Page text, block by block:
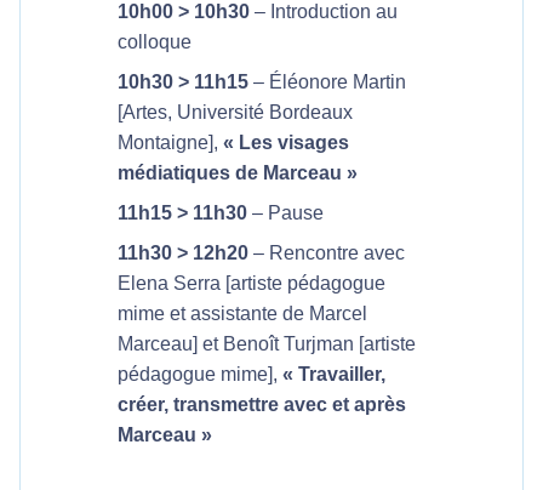
10h00 > 10h30 – Introduction au
colloque
10h30 > 11h15 – Éléonore Martin
[Artes, Université Bordeaux
Montaigne], « Les visages
médiatiques de Marceau »
11h15 > 11h30 – Pause
11h30 > 12h20 – Rencontre avec
Elena Serra [artiste pédagogue
mime et assistante de Marcel
Marceau] et Benoît Turjman [artiste
pédagogue mime], « Travailler,
créer, transmettre avec et après
Marceau »